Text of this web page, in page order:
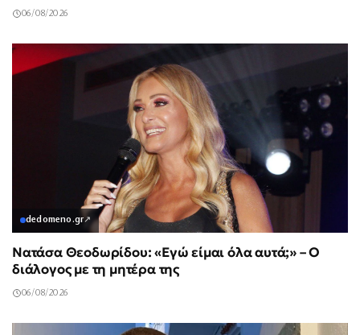
06/08/2026
dedomeno.gr↗
Νατάσα Θεοδωρίδου: «Εγώ είμαι όλα αυτά;» – Ο
διάλογος με τη μητέρα της
06/08/2026